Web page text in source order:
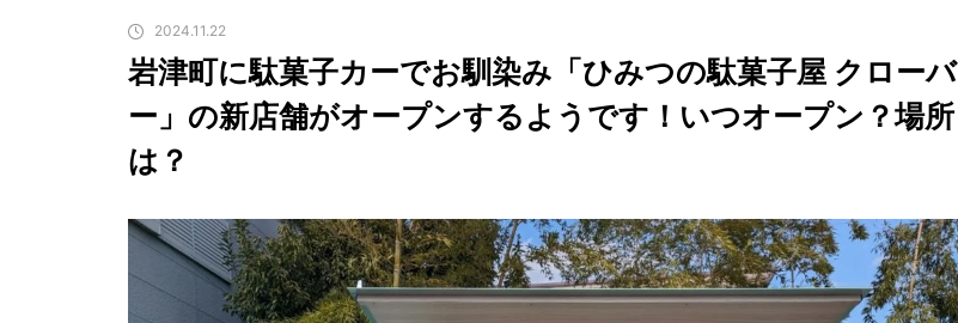
2024.11.22
岩津町に駄菓子カーでお馴染み「ひみつの駄菓子屋 クローバ
ー」の新店舗がオープンするようです！いつオープン？場所
は？